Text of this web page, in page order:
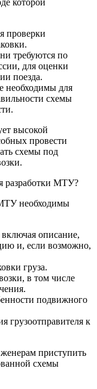
которой
проверки
требуются по
для оценки
поезда.
необходимы для
схемы
высокой
провести
схемы под
разработки МТУ?
МТУ необходимы
описание,
и, если возможно,
груза.
в том числе
подвижного
грузоотправителя к
приступить
схемы